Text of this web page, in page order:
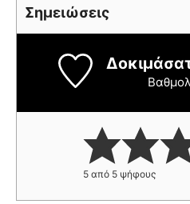
Σημειώσεις
5 από 5 ψήφους